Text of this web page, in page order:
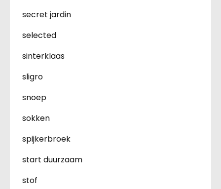
secret jardin
selected
sinterklaas
sligro
snoep
sokken
spijkerbroek
start duurzaam
stof